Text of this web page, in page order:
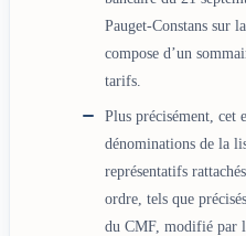
Pauget-Constans sur
compose d’un
tarifs.
Plus précisément, cet
dénominations de la
représentatifs
ordre, tels que
du CMF, modifié par